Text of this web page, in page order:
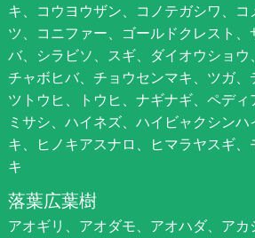
キ、コウヨウザン、コノテガシワ、
ツ、コニファー、ゴールドクレスト、
バ、シラビソ、スギ、ダイオウショウ
チャボヒバ、チョウセンマキ、ツガ、
ツトウヒ、トウヒ、ナギナギ、ペデ
ミサシ、ハイネズ、ハイビャクシン
キ、ヒノキアスナロ、ヒマラヤスギ
キ
落葉広葉樹
アオギリ、アオダモ、アオハダ、ア